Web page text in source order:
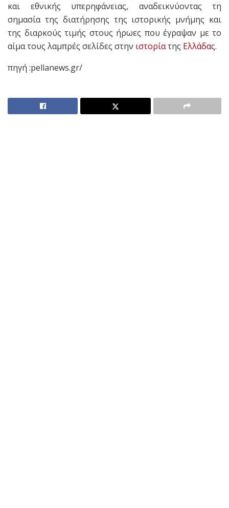
και εθνικής υπερηφάνειας, αναδεικνύοντας τη
σημασία της διατήρησης της ιστορικής μνήμης και
της διαρκούς τιμής στους ήρωες που έγραψαν με το
αίμα τους λαμπρές σελίδες στην ιστορίατης Ελλάδας.
πηγή :pellanews.gr/